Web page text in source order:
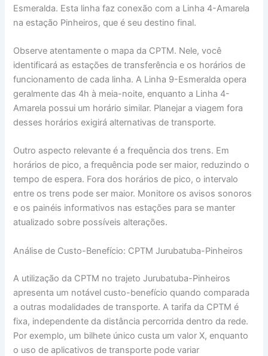
Esmeralda. Esta linha faz conexão com a Linha 4-Amarela
na estação Pinheiros, que é seu destino final.
Observe atentamente o mapa da CPTM. Nele, você
identificará as estações de transferência e os horários de
funcionamento de cada linha. A Linha 9-Esmeralda opera
geralmente das 4h à meia-noite, enquanto a Linha 4-
Amarela possui um horário similar. Planejar a viagem fora
desses horários exigirá alternativas de transporte.
Outro aspecto relevante é a frequência dos trens. Em
horários de pico, a frequência pode ser maior, reduzindo o
tempo de espera. Fora dos horários de pico, o intervalo
entre os trens pode ser maior. Monitore os avisos sonoros
e os painéis informativos nas estações para se manter
atualizado sobre possíveis alterações.
Análise de Custo-Benefício: CPTM Jurubatuba-Pinheiros
A utilização da CPTM no trajeto Jurubatuba-Pinheiros
apresenta um notável custo-benefício quando comparada
a outras modalidades de transporte. A tarifa da CPTM é
fixa, independente da distância percorrida dentro da rede.
Por exemplo, um bilhete único custa um valor X, enquanto
o uso de aplicativos de transporte pode variar